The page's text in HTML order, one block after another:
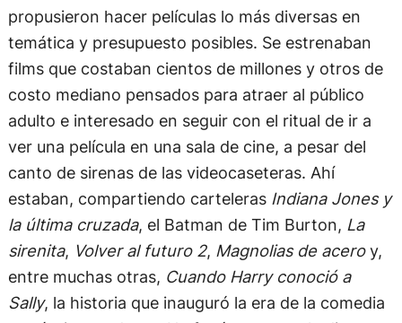
propusieron hacer películas lo más diversas en
temática y presupuesto posibles. Se estrenaban
films que costaban cientos de millones y otros de
costo mediano pensados para atraer al público
adulto e interesado en seguir con el ritual de ir a
ver una película en una sala de cine, a pesar del
canto de sirenas de las videocaseteras. Ahí
estaban, compartiendo carteleras Indiana Jones y
la última cruzada, el Batman de Tim Burton, La
sirenita, Volver al futuro 2, Magnolias de aceroy,
entre muchas otras, Cuando Harry conoció a
Sally, la historia que inauguró la era de la comedia